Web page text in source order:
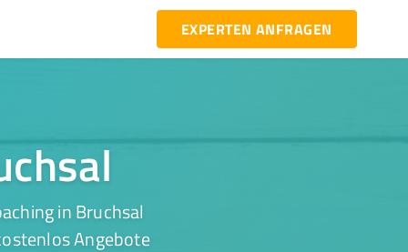
EXPERTEN ANFRAGEN
in Bruchsal
Angebote